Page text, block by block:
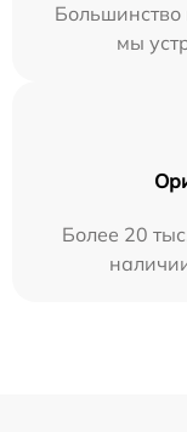
Большинство
мы
Более 20